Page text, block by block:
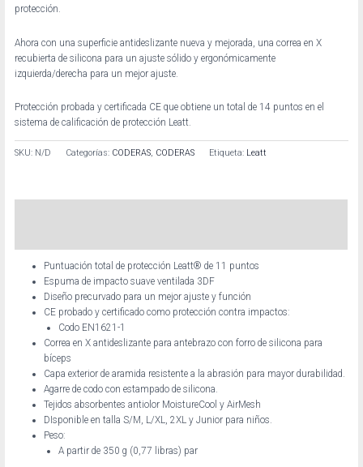
protección.
Ahora con una superficie antideslizante nueva y mejorada, una correa en X
recubierta de silicona para un ajuste sólido y ergonómicamente
izquierda/derecha para un mejor ajuste.
Protección probada y certificada CE que obtiene un total de 14 puntos en el
sistema de calificación de protección Leatt.
SKU: N/D Categorías: CODERAS, CODERAS Etiqueta: Leatt
Puntuación total de protección Leatt® de 11 puntos
Espuma de impacto suave ventilada 3DF
Diseño precurvado para un mejor ajuste y función
CE probado y certificado como protección contra impactos:
Codo EN1621-1
Correa en X antideslizante para antebrazo con forro de silicona para
bíceps
Capa exterior de aramida resistente a la abrasión para mayor durabilidad.
Agarre de codo con estampado de silicona.
Tejidos absorbentes antiolor MoistureCool y AirMesh
DIsponible en talla S/M, L/XL, 2XL y Junior para niños.
Peso:
A partir de 350 g (0,77 libras) par